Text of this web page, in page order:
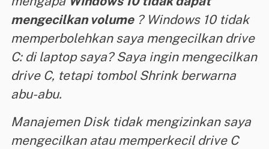
mengecilkan volume? Windows 10 tidak
memperbolehkan saya mengecilkan drive
C: di laptop saya? Saya ingin mengecilkan
drive C, tetapi tombol Shrink berwarna
abu-abu.
Manajemen Disk tidak mengizinkan saya
mengecilkan atau memperkecil drive C